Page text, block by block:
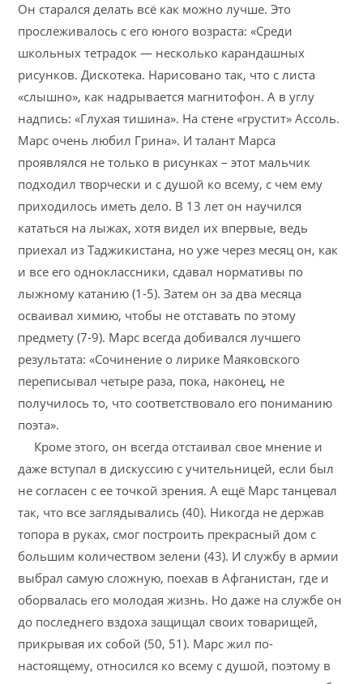
Он старался делать всё как можно лучше. Это
прослеживалось с его юного возраста: «Среди
школьных тетрадок — несколько карандашных
рисунков. Дискотека. Нарисовано так, что с листа
«слышно», как надрывается магнитофон. А в углу
надпись: «Глухая тишина». На стене «грустит» Ассоль.
Марс очень любил Грина». И талант Марса
проявлялся не только в рисунках – этот мальчик
подходил творчески и с душой ко всему, с чем ему
приходилось иметь дело. В 13 лет он научился
кататься на лыжах, хотя видел их впервые, ведь
приехал из Таджикистана, но уже через месяц он, как
и все его одноклассники, сдавал нормативы по
лыжному катанию (1-5). Затем он за два месяца
осваивал химию, чтобы не отставать по этому
предмету (7-9). Марс всегда добивался лучшего
результата: «Сочинение о лирике Маяковского
переписывал четыре раза, пока, наконец, не
получилось то, что соответствовало его пониманию
поэта».
Кроме этого, он всегда отстаивал свое мнение и
даже вступал в дискуссию с учительницей, если был
не согласен с ее точкой зрения. А ещё Марс танцевал
так, что все заглядывались (40). Никогда не держав
топора в руках, смог построить прекрасный дом с
большим количеством зелени (43). И службу в армии
выбрал самую сложную, поехав в Афганистан, где и
оборвалась его молодая жизнь. Но даже на службе он
до последнего вздоха защищал своих товарищей,
прикрывая их собой (50, 51). Марс жил по-
настоящему, относился ко всему с душой, поэтому в